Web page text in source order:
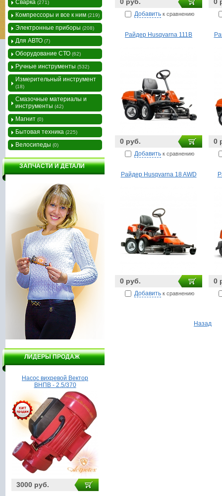
Добавить к сравнению
Райдер Husqvarna 111B
0 руб.
Добавить к сравнению
0
Райдер Husqvarna 18 AWD
0 руб.
Добавить к сравнению
0
Назад
Сварка (271)
Компрессоры и все к ним (219)
Электронные приборы (208)
Для АВТО (7)
Оборудование СТО (62)
Ручные инструменты (532)
Измерительный инструмент
(18)
Смазочные материалы и
инструменты (42)
Магнит (0)
Бытовая техника (225)
Велосипеды (0)
ЗАПЧАСТИ И ДЕТАЛИ
ЛИДЕРЫ ПРОДАЖ
Насос вихревой Вектор
ВНПВ - 2.5/370
3000 руб.